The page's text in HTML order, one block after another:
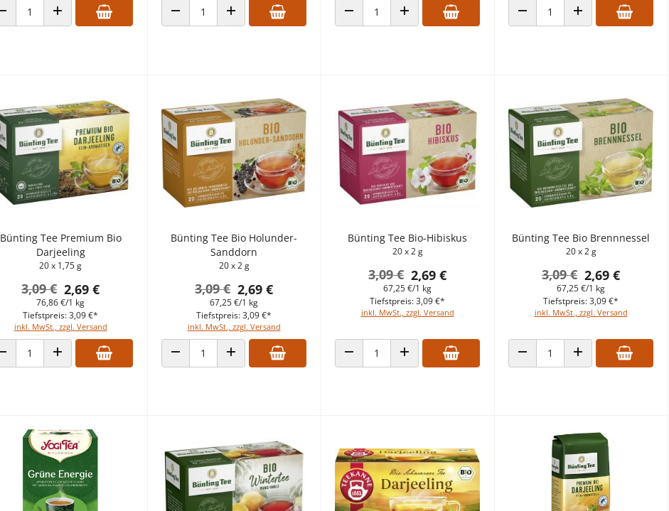
ANZAHL VERRINGERNANZAHL ERHÖHEN ANZAHL VERRINGERNANZAHL ERHÖHEN ANZAHL VERRINGERNANZAHL ERHÖHEN ANZAHL VERRINGERNANZAHL ERHÖHEN
Bünting Tee Premium Bio
Darjeeling
20 x 1,75 g
2,69 €
3,09 €
76,86 €/1 kg
inkl. MwSt., zzgl. Versand
Tiefstpreis: 3,09 €*
ANZAHL VERRINGERNANZAHL ERHÖHEN
Bünting Tee Bio Holunder-
Sanddorn
20 x 2 g
2,69 €
3,09 €
67,25 €/1 kg
inkl. MwSt., zzgl. Versand
Tiefstpreis: 3,09 €*
ANZAHL VERRINGERNANZAHL ERHÖHEN
Bünting Tee Bio-Hibiskus
20 x 2 g
2,69 €
3,09 €
67,25 €/1 kg
inkl. MwSt., zzgl. Versand
Tiefstpreis: 3,09 €*
ANZAHL VERRINGERNANZAHL ERHÖHEN
Bünting Tee Bio Brennnessel
20 x 2 g
2,69 €
3,09 €
67,25 €/1 kg
inkl. MwSt., zzgl. Versand
Tiefstpreis: 3,09 €*
ANZAHL VERRINGERNANZAHL ERHÖHEN